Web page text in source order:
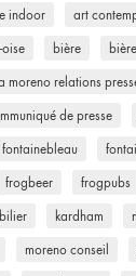
indoor art
oise bière
moreno relations
de presse
fontainebleau
frogbeer frogpubs
kardham
moreno conseil